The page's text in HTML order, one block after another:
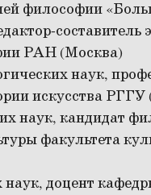
философии
РАН (Москва)
наук,
искусства
наук, кандидат
факультета
доцент